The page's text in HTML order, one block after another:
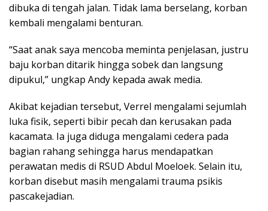
dibuka di tengah jalan. Tidak lama berselang, korban
kembali mengalami benturan.
“Saat anak saya mencoba meminta penjelasan, justru
baju korban ditarik hingga sobek dan langsung
dipukul,” ungkap Andy kepada awak media.
Akibat kejadian tersebut, Verrel mengalami sejumlah
luka fisik, seperti bibir pecah dan kerusakan pada
kacamata. Ia juga diduga mengalami cedera pada
bagian rahang sehingga harus mendapatkan
perawatan medis di RSUD Abdul Moeloek. Selain itu,
korban disebut masih mengalami trauma psikis
pascakejadian.